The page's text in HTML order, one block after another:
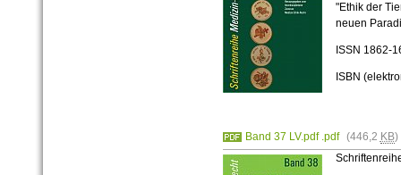
"Ethik der
neuen
ISSN 1862-
ISBN
Band 37 LV.pdf .pdf (446,2 KB)